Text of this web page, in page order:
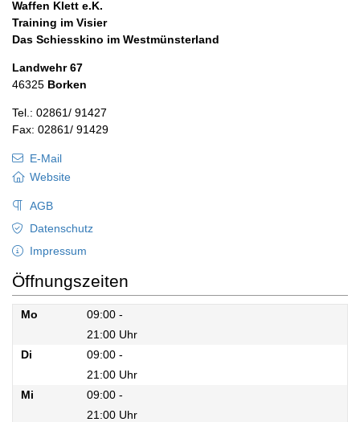
Waffen Klett e.K.
Training im Visier
Das Schiesskino im Westmünsterland
Landwehr 67
46325 Borken
Tel.: 02861/ 91427
Fax: 02861/ 91429
E-Mail
Website
AGB
Datenschutz
Impressum
Öffnungszeiten
Mo 09:00 -
21:00 Uhr
Di
09:00 -
21:00 Uhr
Mi
09:00 -
21:00 Uhr